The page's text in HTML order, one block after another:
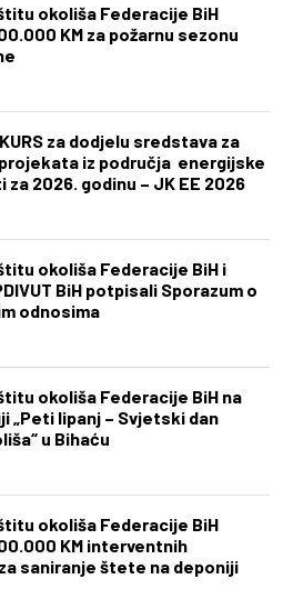
okoliša Federacije BiH
KM za požarnu sezonu
za dodjelu sredstava za
iz područja energijske
2026. godinu – JK EE 2026
okoliša Federacije BiH i
BiH potpisali Sporazum o
odnosima
okoliša Federacije BiH na
„Peti lipanj – Svjetski dan
u Bihaću
okoliša Federacije BiH
KM interventnih
saniranje štete na deponiji